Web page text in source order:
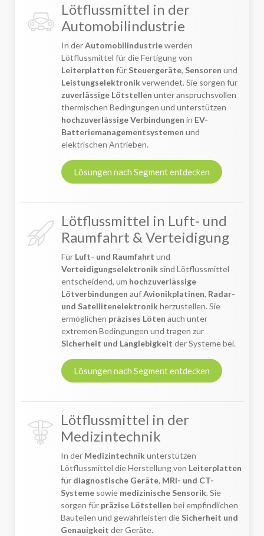
Lötflussmittel in der
Automobilindustrie
In derAutomobilindustriewerden
Lötflussmittel für die Fertigung von
Leiterplatten für Steuergeräte, Sensoren und
Leistungselektronikverwendet. Sie sorgen für
zuverlässige Lötstellen unter anspruchsvollen
thermischen Bedingungen und unterstützen
hochzuverlässige Verbindungen in EV-
Batteriemanagementsystemen und
elektrischen Antrieben.
Lösungen nach Segment entdecken
Lötflussmittel in Luft- und
Raumfahrt & Verteidigung
Für Luft- und Raumfahrt und
Verteidigungselektronik sind Lötflussmittel
entscheidend, um hochzuverlässige
Lötverbindungen aufAvionikplatinen, Radar-
und Satellitenelektronikherzustellen. Sie
ermöglichen präzises Löten auch unter
extremen Bedingungen und tragen zur
Sicherheit und Langlebigkeit der Systeme bei.
Lösungen nach Segment entdecken
Lötflussmittel in der
Medizintechnik
In der Medizintechnikunterstützen
Lötflussmittel die Herstellung von Leiterplatten
für diagnostische Geräte, MRI- und CT-
Systeme sowie medizinische Sensorik. Sie
sorgen für präzise Lötstellen bei empfindlichen
Bauteilen und gewährleisten die Sicherheit und
Genauigkeit der Geräte.